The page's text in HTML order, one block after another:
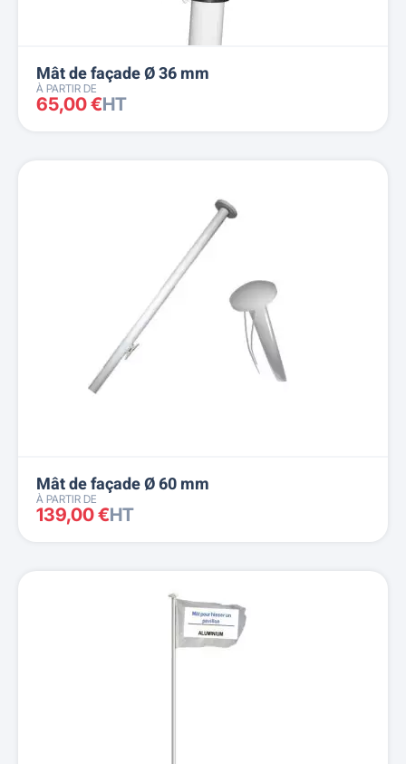
Mât de façade Ø 36 mm
À PARTIR DE
65,00 €HT
Mât de façade Ø 60 mm
À PARTIR DE
139,00 €HT